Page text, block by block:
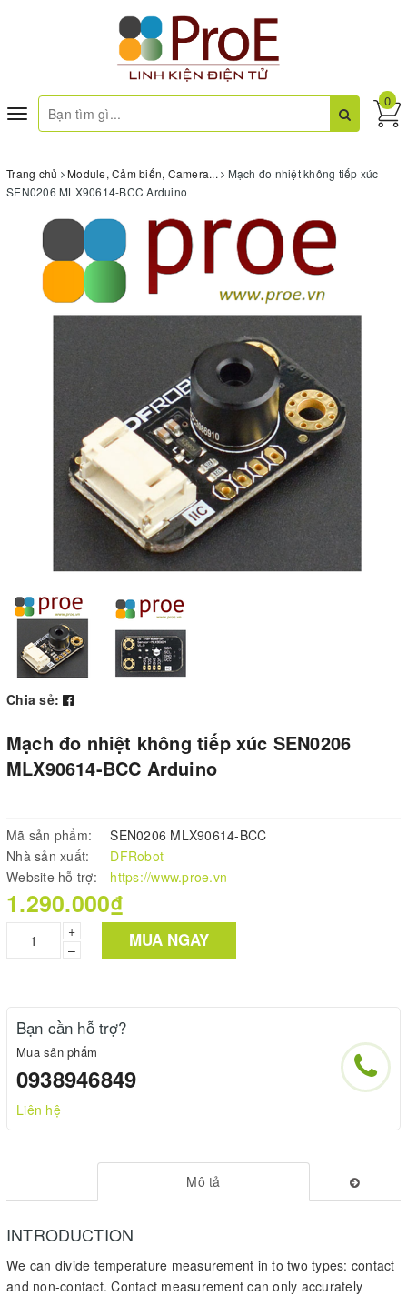
Toggle
navigation
0
Trang chủ Module, Cảm biến, Camera...
Mạch đo nhiệt không tiếp xúc
SEN0206 MLX90614-BCC Arduino
Chia sẻ:
Mạch đo nhiệt không tiếp xúc SEN0206
MLX90614-BCC Arduino
Mã sản phẩm:
SEN0206 MLX90614-BCC
Nhà sản xuất:
DFRobot
Website hỗ trợ:
https://www.proe.vn
1.290.000₫
+
–
MUA NGAY
Bạn cần hỗ trợ?
Mua sản phẩm
0938946849
Liên hệ
Mô tả
INTRODUCTION
We can divide temperature measurement in to two types: contact
and non-contact. Contact measurement can only accurately